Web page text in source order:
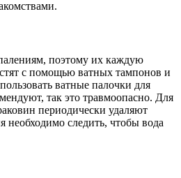
поэтому их каждую
с помощью ватных тампонов и
ватные палочки для
так это травмоопасно. Для
периодически удаляют
необходимо следить, чтобы вода